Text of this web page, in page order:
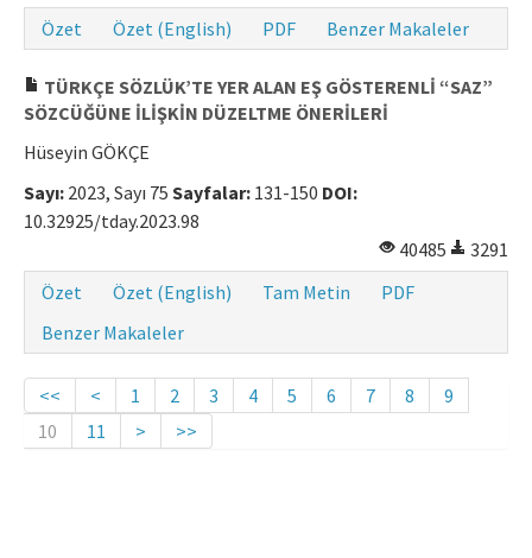
Özet
Özet (English) PDF Benzer Makaleler
TÜRKÇE SÖZLÜK’TE YER ALAN EŞ GÖSTERENLİ “SAZ”
SÖZCÜĞÜNE İLİŞKİN DÜZELTME ÖNERİLERİ
Hüseyin GÖKÇE
Sayı: 2023, Sayı 75 Sayfalar: 131-150 DOI:
10.32925/tday.2023.98
40485
3291
Özet
Özet (English) Tam Metin
PDF
Benzer Makaleler
<< < 1 2 3 4 5 6 7 8
9
10
11 > >>